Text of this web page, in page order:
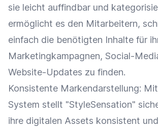
sie leicht auffindbar und
ermöglicht es den Mitarbeitern,
einfach die benötigten Inhalte für
Marketingkampagnen, Social-
Website-Updates zu finden.
Konsistente Markendarstellung:
System stellt "StyleSensation"
ihre digitalen Assets konsistent